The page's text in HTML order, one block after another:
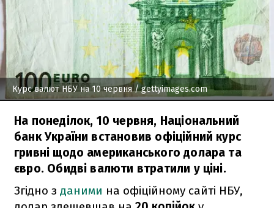
Курс валют НБУ на 10 червня/ gettyimages.com
На понеділок, 10 червня, Національний
банк України встановив офіційний курс
гривні щодо американського долара та
євро. Обидві валюти втратили у ціні.
Згідно з даними на офіційному сайті НБУ,